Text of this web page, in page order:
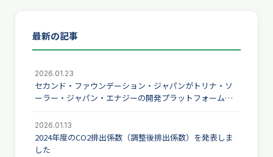
最新の記事
2026.01.23
セカンド・ファウンデーション・ジャパンがトリナ・ソ
ーラー・ジャパン・エナジーの開発プラットフォームを
2026.01.13
2024年度のCO2排出係数（調整後排出係数）を発表しま
した